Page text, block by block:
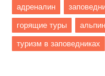
адреналин
горящие туры
туризм в заповедниках